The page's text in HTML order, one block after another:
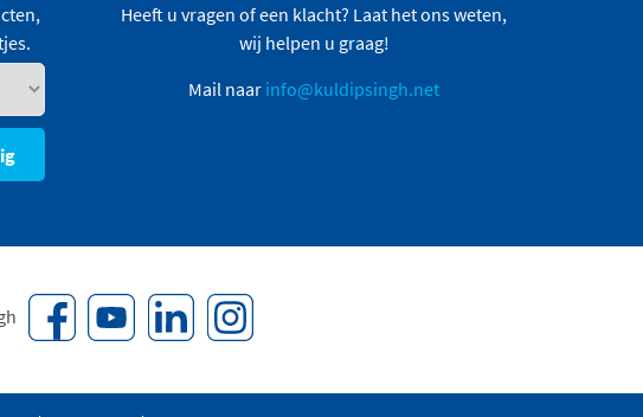
Heeft u vragen of een klacht? Laat het ons weten,
wij helpen u graag!
Mail naar info@kuldipsingh.net